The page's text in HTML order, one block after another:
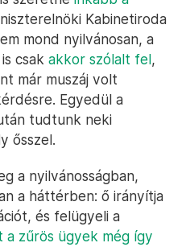
Kabinetiroda
mond nyilvánosan, a
csak akkor szólalt fel,
már muszáj volt
Egyedül a
tudtunk neki
ősszel.
a nyilvánosságban,
a háttérben: ő irányítja
és felügyeli a
a zűrös ügyek még így